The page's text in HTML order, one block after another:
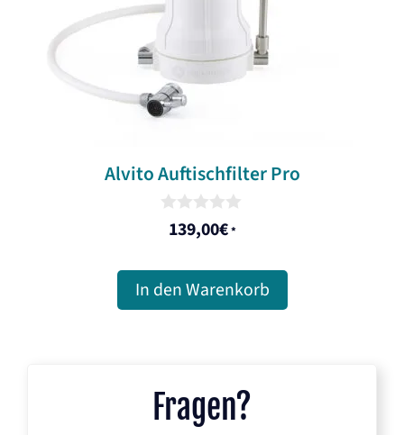
Alvito Auftischfilter Pro
t
o
f
5
139,00€*
In den Warenkorb
Fragen?